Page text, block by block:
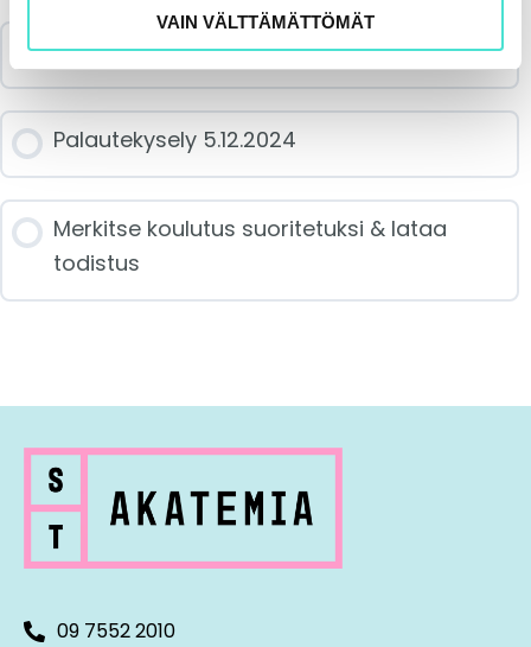
VAIN VÄLTTÄMÄTTÖMÄT
Katso koulutus & aineisto 5.12.2024
Palautekysely 5.12.2024
Merkitse koulutus suoritetuksi & lataa
todistus
09 7552 2010